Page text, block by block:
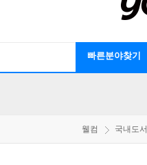
빠른분야찾기
웰컴 국내도서